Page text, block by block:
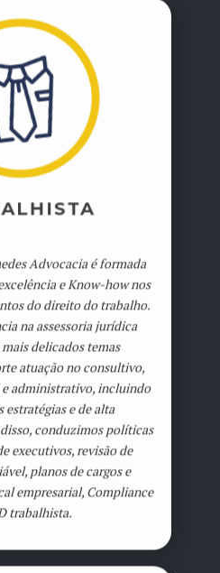
Advocacia é formada
e Know-how nos
do direito do trabalho.
na assessoria jurídica
delicados temas
atuação no consultivo,
administrativo, incluindo
estratégias e de alta
conduzimos políticas
executivos, revisão de
planos de cargos e
empresarial, Compliance
trabalhista.